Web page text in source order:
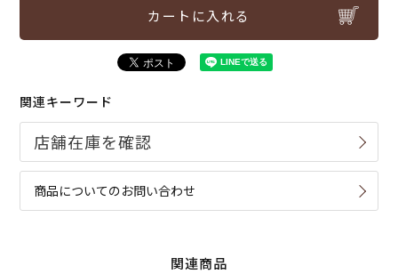
カートに入れる
関連キーワード
商品についてのお問い合わせ
関連商品